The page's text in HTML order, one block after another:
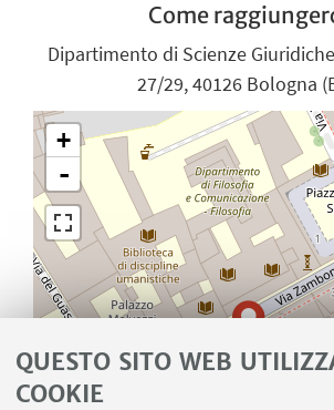
QUESTO SITO WEB
COOKIE
Come
+
-
Dipartimento di Scienze
27/29, 40126 Bologna